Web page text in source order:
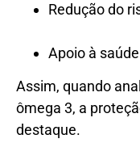
Redução do
Apoio à
Assim, quando
ômega 3, a
destaque.